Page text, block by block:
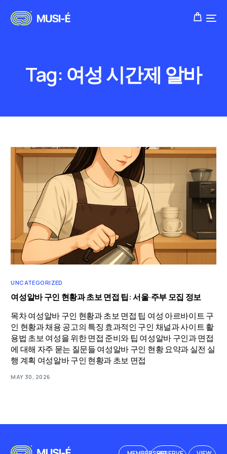
Tag: 여성 시간제 알바
UNCATEGORIZED
여성알바 구인 현황과 초보 면접 팁: 서울·주부 모집 정보
목차 여성알바 구인 현황과 초보 면접 팁 여성 아르바이트 구
인 현황과 채용 공고의 특징 효과적인 구인 채널과 사이트 활
용법 초보 여성을 위한 면접 준비와 팁 여성알바 구인과 면접
에 대해 자주 묻는 질문들 여성알바 구인 현황 요약과 실전 실
행 계획 여성알바 구인 현황과 초보 면접
MAY 30, 2026